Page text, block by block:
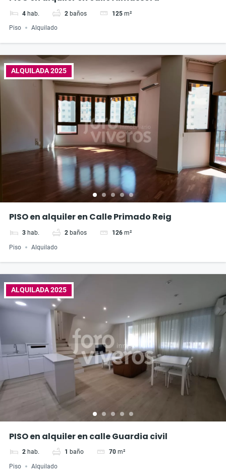
4 hab. 2 baños 125 m²
Piso Alquilado
ALQUILADA 2025
PISO en alquiler en Calle Primado Reig
3 hab. 2 baños 126 m²
Piso Alquilado
ALQUILADA 2025
PISO en alquiler en calle Guardia civil
2 hab. 1 baño 70 m²
Piso Alquilado